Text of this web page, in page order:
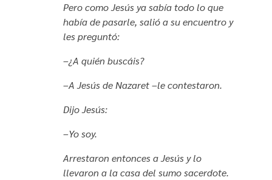
Pero como Jesús ya sabía todo lo que
había de pasarle, salió a su encuentro y
les preguntó:
–¿A quién buscáis?
–A Jesús de Nazaret –le contestaron.
Dijo Jesús:
–Yo soy.
Arrestaron entonces a Jesús y lo
llevaron a la casa del sumo sacerdote.